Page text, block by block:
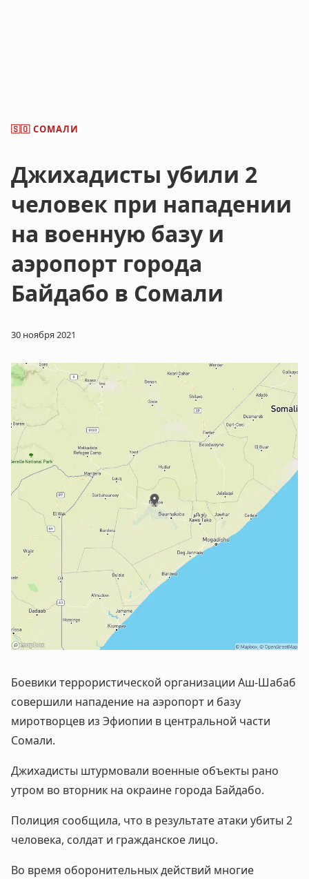
🇸🇴 СОМАЛИ
Джихадисты убили 2
человек при нападении
на военную базу и
аэропорт города
Байдабо в Сомали
30 ноября 2021
Боевики террористической организации Аш-Шабаб
совершили нападение на аэропорт и базу
миротворцев из Эфиопии в центральной части
Сомали.
Джихадисты штурмовали военные объекты рано
утром во вторник на окраине города Байдабо.
Полиция сообщила, что в результате атаки убиты 2
человека, солдат и гражданское лицо.
Во время оборонительных действий многие